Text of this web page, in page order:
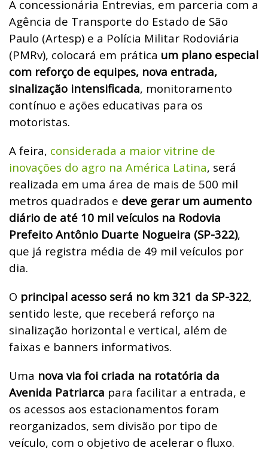
A concessionária Entrevias, em parceria com a
Agência de Transporte do Estado de São
Paulo (Artesp) e a Polícia Militar Rodoviária
(PMRv), colocará em prática um plano especial
com reforço de equipes, nova entrada,
sinalização intensificada, monitoramento
contínuo e ações educativas para os
motoristas.
A feira, considerada a maior vitrine de
inovações do agro na América Latina, será
realizada em uma área de mais de 500 mil
metros quadrados e deve gerar um aumento
diário de até 10 mil veículos na Rodovia
Prefeito Antônio Duarte Nogueira (SP-322),
que já registra média de 49 mil veículos por
dia.
O principal acesso será no km 321 da SP-322,
sentido leste, que receberá reforço na
sinalização horizontal e vertical, além de
faixas e banners informativos.
Uma nova via foi criada na rotatória da
Avenida Patriarca para facilitar a entrada, e
os acessos aos estacionamentos foram
reorganizados, sem divisão por tipo de
veículo, com o objetivo de acelerar o fluxo.